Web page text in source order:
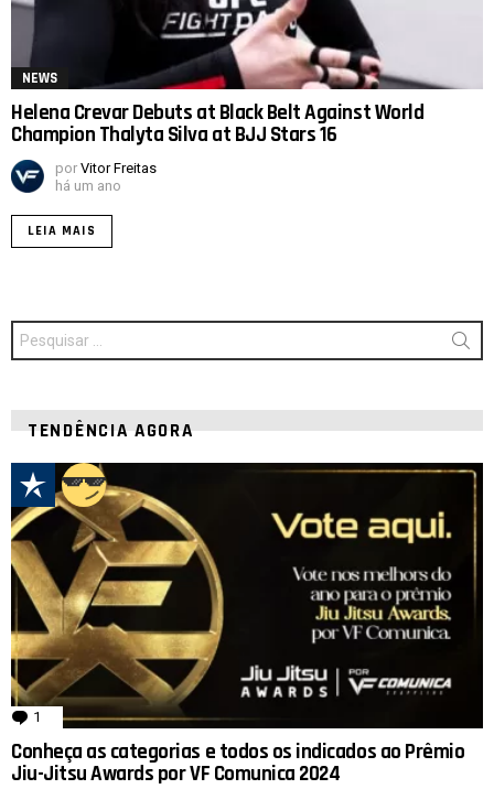
NEWS
Helena Crevar Debuts at Black Belt Against World
Champion Thalyta Silva at BJJ Stars 16
por Vitor Freitas
há um ano
LEIA MAIS
Procurar
por:
TENDÊNCIA AGORA
1 comentário
Conheça as categorias e todos os indicados ao Prêmio
Jiu-Jitsu Awards por VF Comunica 2024